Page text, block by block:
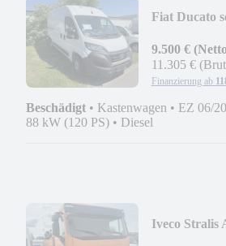
Fiat Ducato
9.500 €
11.305 €
Finanzierung ab
Beschädigt • Kastenwagen • EZ 06/
88 kW (120 PS) • Diesel
Iveco Stralis